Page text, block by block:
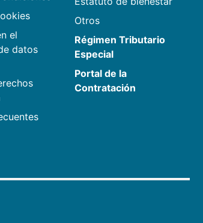
el
datos
Otros
Régimen Tributario
Especial
Portal de la
Contratación